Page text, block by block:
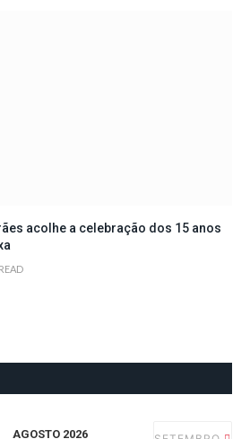
acolhe a celebração dos 15 anos
AGOSTO 2026